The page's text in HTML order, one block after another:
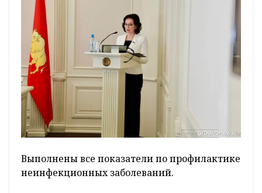
Выполнены все показатели по профилактике
неинфекционных заболеваний.